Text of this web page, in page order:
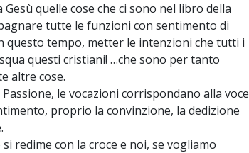
quelle cose che ci sono nel libro della
tutte le funzioni con sentimento di
questo tempo, metter le intenzioni che tutti i
questi cristiani! …che sono per tanto
altre cose.
le vocazioni corrispondano alla voce
proprio la convinzione, la dedizione
redime con la croce e noi, se vogliamo